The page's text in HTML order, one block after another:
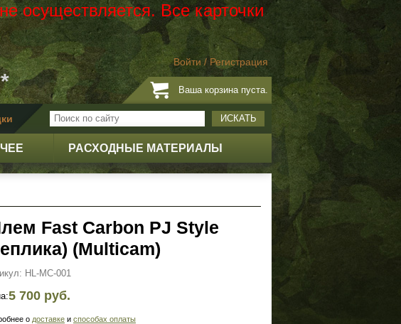
осуществляется. Все карточки
Войти / Регистрация
Ваша корзина пуста.
ИСКАТЬ
РАСХОДНЫЕ МАТЕРИАЛЫ
Fast Carbon PJ Style
(Multicam)
HL-MC-001
5 700 руб.
о доставке и способах оплаты